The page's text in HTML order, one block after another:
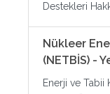
Destekleri
Nükleer
(NETBİS) -
Enerji ve Tabii